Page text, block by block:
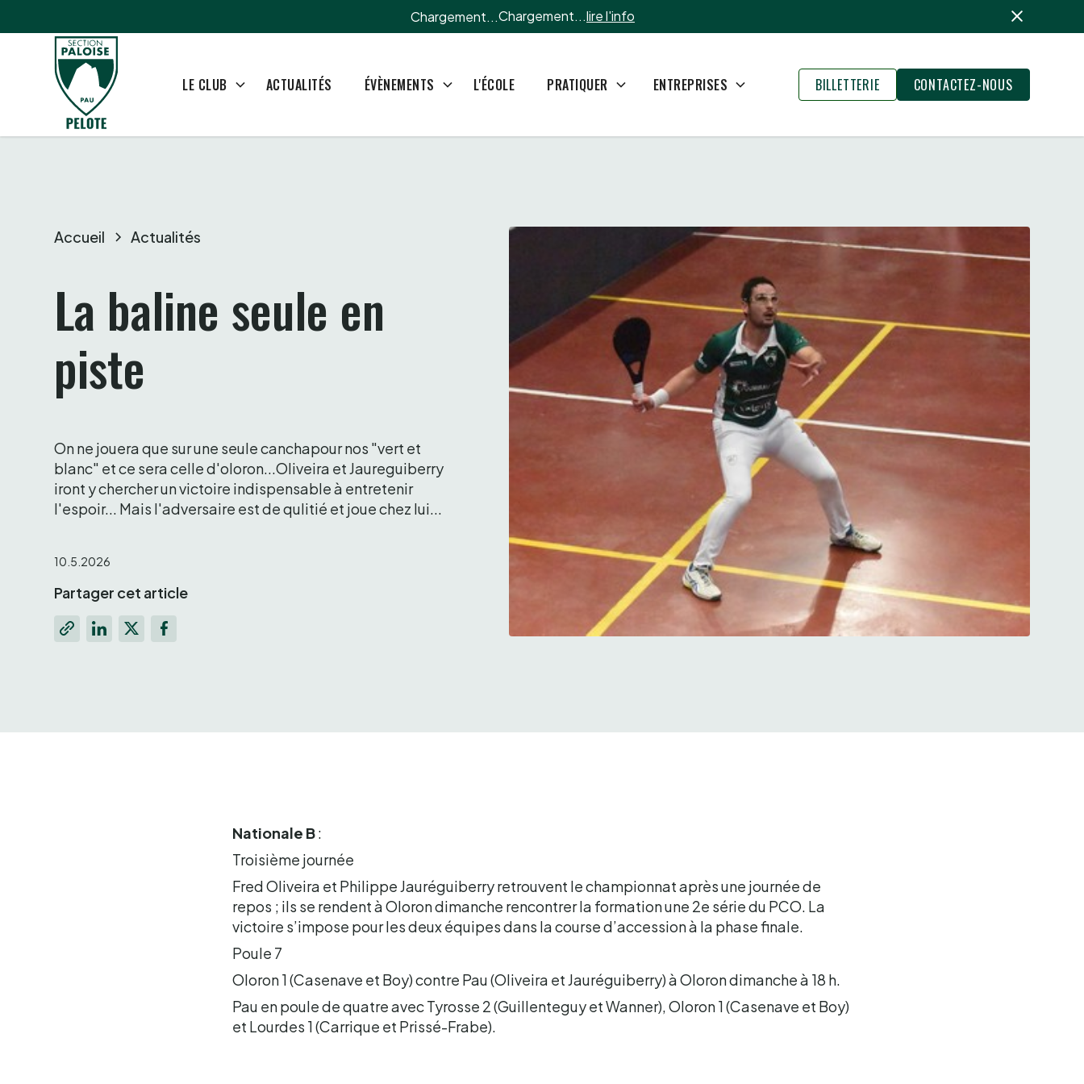
Chargement...Chargement...lire l'info
LE CLUB ACTUALITÉS ÉVÈNEMENTS L'ÉCOLE PRATIQUER ENTREPRISES BILLETTERIE CONTACTEZ-NOUS
Accueil Actualités
La baline seule en
piste
On ne jouera que sur une seule canchapour nos "vert et
blanc" et ce sera celle d'oloron...Oliveira et Jaureguiberry
iront y chercher un victoire indispensable à entretenir
l'espoir... Mais l'adversaire est de qulitié et joue chez lui...
10.5.2026
Partager cet article
Nationale B:
Troisième journée
Fred Oliveira et Philippe Jauréguiberry retrouvent le championnat après une journée de
repos ; ils se rendent à Oloron dimanche rencontrer la formation une 2e série du PCO. La
victoire s’impose pour les deux équipes dans la course d’accession à la phase finale.
Poule 7
Oloron 1 (Casenave et Boy) contre Pau (Oliveira et Jauréguiberry) à Oloron dimanche à 18 h.
Pau en poule de quatre avec Tyrosse 2 (Guillenteguy et Wanner), Oloron 1 (Casenave et Boy)
et Lourdes 1 (Carrique et Prissé-Frabe).